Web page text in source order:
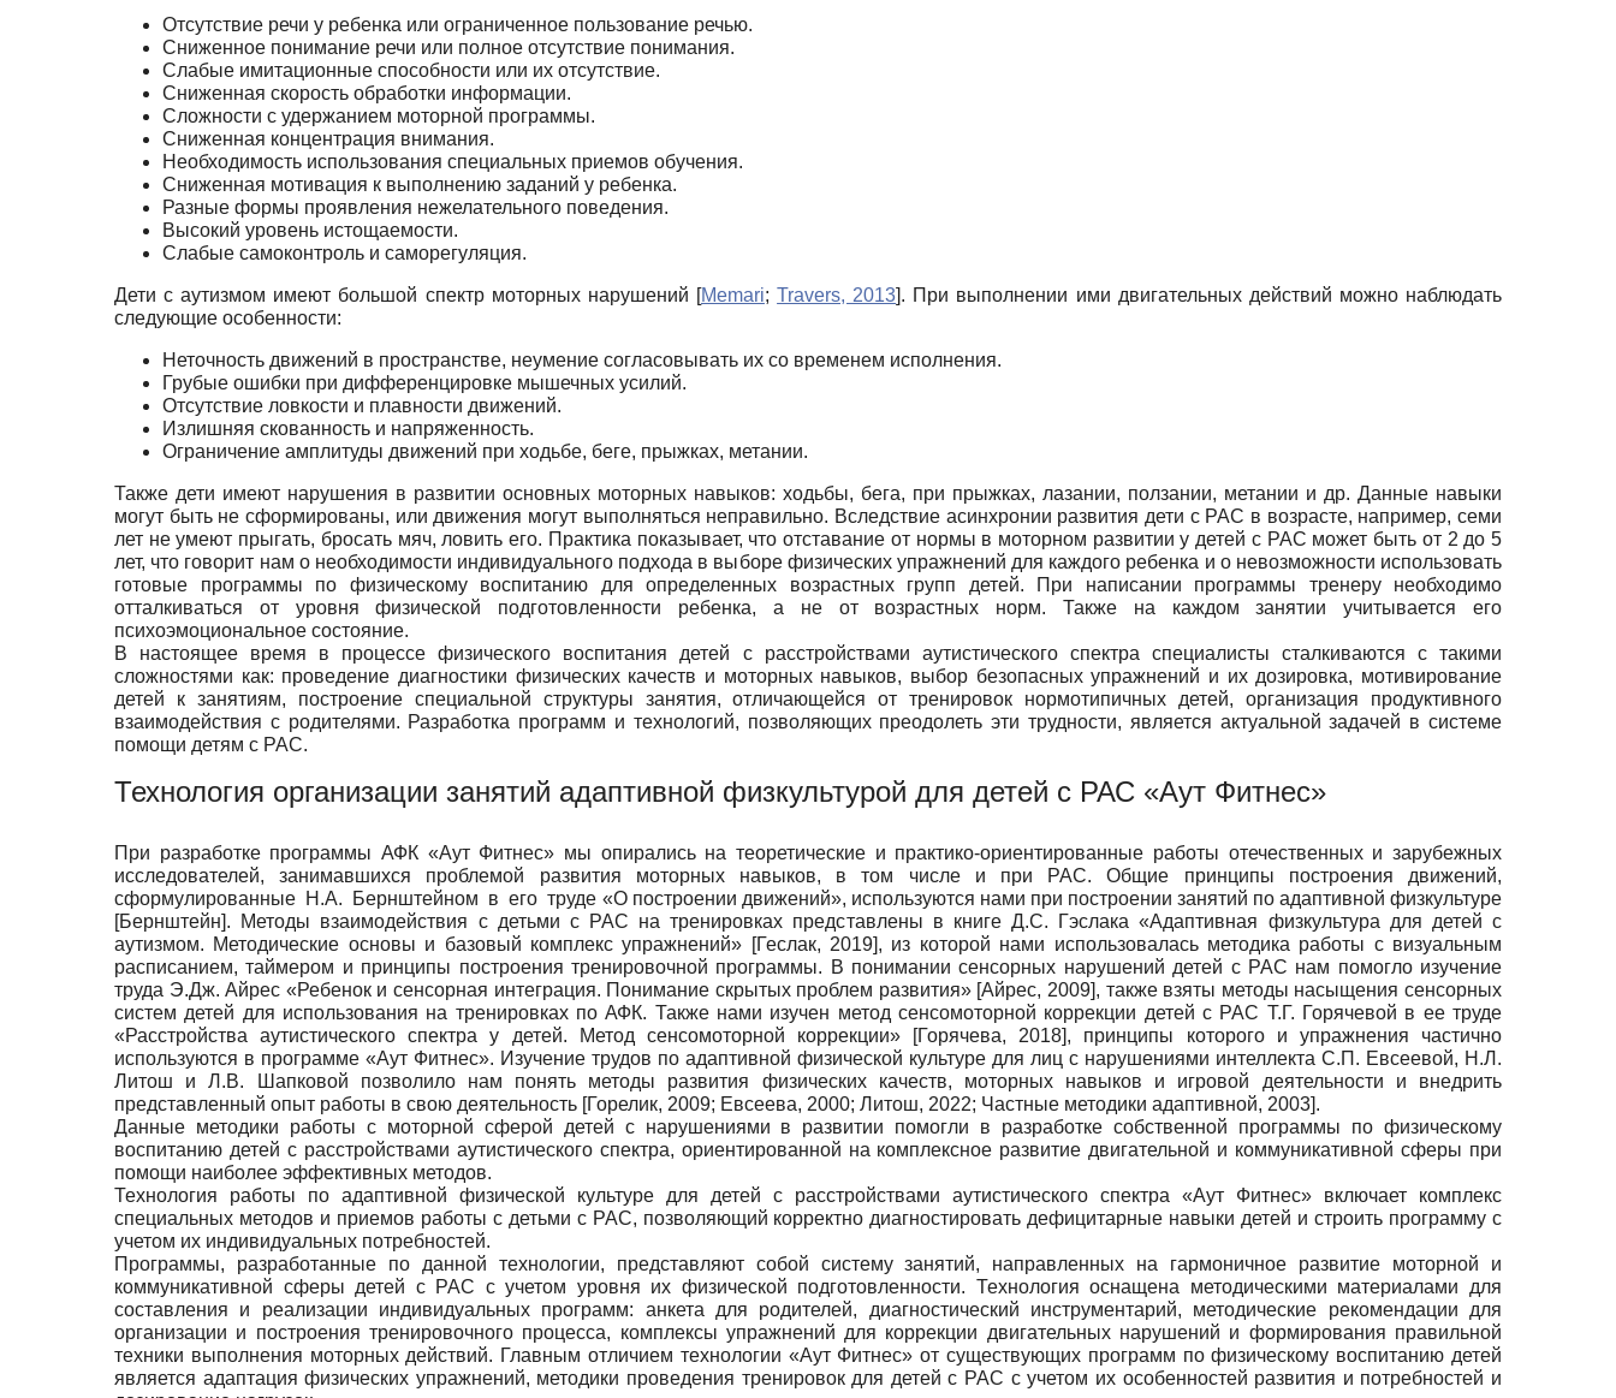
Отсутствие речи у ребенка или ограниченное пользование речью.
Сниженное понимание речи или полное отсутствие понимания.
Слабые имитационные способности или их отсутствие.
Сниженная скорость обработки информации.
Сложности с удержанием моторной программы.
Сниженная концентрация внимания.
Необходимость использования специальных приемов обучения.
Сниженная мотивация к выполнению заданий у ребенка.
Разные формы проявления нежелательного поведения.
Высокий уровень истощаемости.
Слабые самоконтроль и саморегуляция.
Дети с аутизмом имеют большой спектр моторных нарушений [Memari;Travers, 2013]. При выполнении ими двигательных действий можно наблюдать
следующие особенности:
Неточность движений в пространстве, неумение согласовывать их со временем исполнения.
Грубые ошибки при дифференцировке мышечных усилий.
Отсутствие ловкости и плавности движений.
Излишняя скованность и напряженность.
Ограничение амплитуды движений при ходьбе, беге, прыжках, метании.
Также дети имеют нарушения в развитии основных моторных навыков: ходьбы, бега, при прыжках, лазании, ползании, метании и др. Данные навыки
могут быть не сформированы, или движения могут выполняться неправильно. Вследствие асинхронии развития дети с РАС в возрасте, например, семи
лет не умеют прыгать, бросать мяч, ловить его. Практика показывает, что отставание от нормы в моторном развитии у детей с РАС может быть от 2 до 5
лет, что говорит нам о необходимости индивидуального подхода в выборе физических упражнений для каждого ребенка и о невозможности использовать
готовые программы по физическому воспитанию для определенных возрастных групп детей. При написании программы тренеру необходимо
отталкиваться от уровня физической подготовленности ребенка, а не от возрастных норм. Также на каждом занятии учитывается его
психоэмоциональное состояние.
В настоящее время в процессе физического воспитания детей с расстройствами аутистического спектра специалисты сталкиваются с такими
сложностями как: проведение диагностики физических качеств и моторных навыков, выбор безопасных упражнений и их дозировка, мотивирование
детей к занятиям, построение специальной структуры занятия, отличающейся от тренировок нормотипичных детей, организация продуктивного
взаимодействия с родителями. Разработка программ и технологий, позволяющих преодолеть эти трудности, является актуальной задачей в системе
помощи детям с РАС.
Технология организации занятий адаптивной физкультурой для детей с РАС «Аут Фитнес»
При разработке программы АФК «Аут Фитнес» мы опирались на теоретические и практико-ориентированные работы отечественных и зарубежных
исследователей, занимавшихся проблемой развития моторных навыков, в том числе и при РАС. Общие принципы построения движений,
сформулированные Н.А. Бернштейном в его труде «О построении движений», используются нами при построении занятий по адаптивной физкультуре
[Бернштейн]. Методы взаимодействия с детьми с РАС на тренировках представлены в книге Д.С. Гэслака «Адаптивная физкультура для детей с
аутизмом. Методические основы и базовый комплекс упражнений» [Геслак, 2019], из которой нами использовалась методика работы с визуальным
расписанием, таймером и принципы построения тренировочной программы. В понимании сенсорных нарушений детей с РАС нам помогло изучение
труда Э.Дж. Айрес «Ребенок и сенсорная интеграция. Понимание скрытых проблем развития» [Айрес, 2009], также взяты методы насыщения сенсорных
систем детей для использования на тренировках по АФК. Также нами изучен метод сенсомоторной коррекции детей с РАС Т.Г. Горячевой в ее труде
«Расстройства аутистического спектра у детей. Метод сенсомоторной коррекции»
[Горячева, 2018], принципы которого и упражнения частично
используются в программе «Аут Фитнес». Изучение трудов по адаптивной физической культуре для лиц с нарушениями интеллекта С.П. Евсеевой, Н.Л.
Литош и Л.В. Шапковой позволило нам понять методы развития физических качеств, моторных навыков и игровой деятельности и внедрить
представленный опыт работы в свою деятельность [Горелик, 2009; Евсеева, 2000; Литош, 2022; Частные методики адаптивной, 2003].
Данные методики работы с моторной сферой детей с нарушениями в развитии помогли в разработке собственной программы по физическому
воспитанию детей с расстройствами аутистического спектра, ориентированной на комплексное развитие двигательной и коммуникативной сферы при
помощи наиболее эффективных методов.
Технология работы по адаптивной физической культуре для детей с расстройствами аутистического спектра «Аут Фитнес» включает комплекс
специальных методов и приемов работы с детьми с РАС, позволяющий корректно диагностировать дефицитарные навыки детей и строить программу с
учетом их индивидуальных потребностей.
Программы, разработанные по данной технологии, представляют собой систему занятий, направленных на гармоничное развитие моторной и
коммуникативной сферы детей с РАС с учетом уровня их физической подготовленности. Технология оснащена методическими материалами для
составления и реализации индивидуальных программ: анкета для родителей, диагностический инструментарий, методические рекомендации для
организации и построения тренировочного процесса, комплексы упражнений для коррекции двигательных нарушений и формирования правильной
техники выполнения моторных действий. Главным отличием технологии «Аут Фитнес» от существующих программ по физическому воспитанию детей
является адаптация физических упражнений, методики проведения тренировок для детей с РАС с учетом их особенностей развития и потребностей и